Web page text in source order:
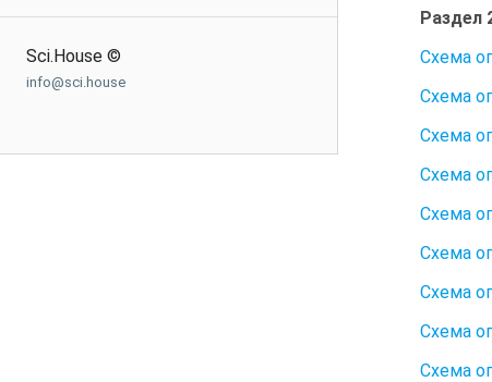
Sci.House ©
info@sci.house
Схема
Схема
Схема
Схема
Схема
Схема
Схема
Схема
Схема